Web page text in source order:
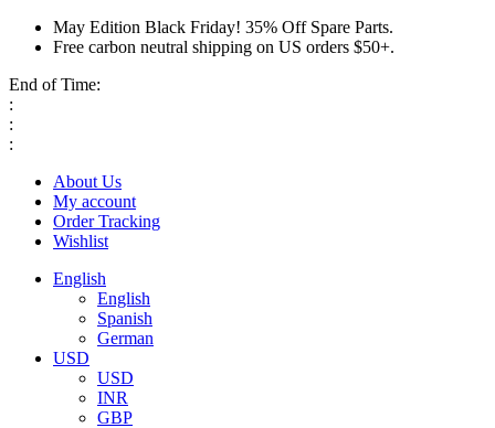
May Edition Black Friday! 35% Off Spare Parts.
Free carbon neutral shipping on US orders $50+.
End of Time:
:
:
:
About Us
My account
Order Tracking
Wishlist
English
English
Spanish
German
USD
USD
INR
GBP